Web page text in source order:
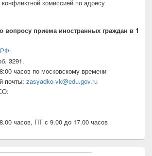
комиссией по адресу
вопросу приема иностранных граждан в 1
3291.
часов по московскому времени
почты: zasyadko-vk@edu.gov.ru
часов, ПТ с 9.00 до 17.00 часов